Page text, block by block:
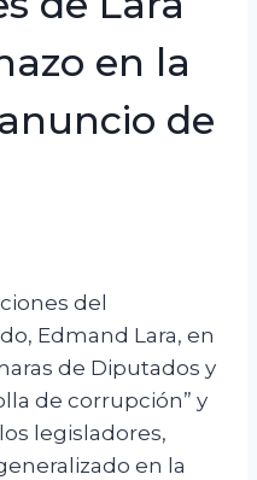
en la
de
del
Edmand Lara, en
de Diputados y
de corrupción” y
legisladores,
en la